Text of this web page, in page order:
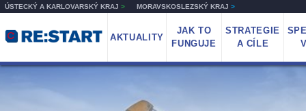
ÚSTECKÝ A KARLOVARSKÝ KRAJ > MORAVSKOSLEZSKÝ KRAJ >
AKTUALITY
JAK TO
FUNGUJE
STRATEGIE
A CÍLE